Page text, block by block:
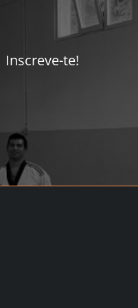
Inscreve-te!